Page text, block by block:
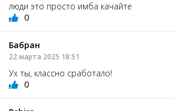
люди это просто имба качайте
0
Бабран
22 марта 2025 18:51
Ух ты, классно сработало!
0